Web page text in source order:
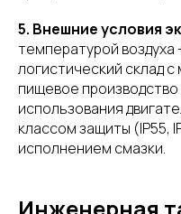
5. Внешние условия
температурой воздуха
логистический склад
пищевое
использования
классом защиты (IP55,
исполнением смазки.